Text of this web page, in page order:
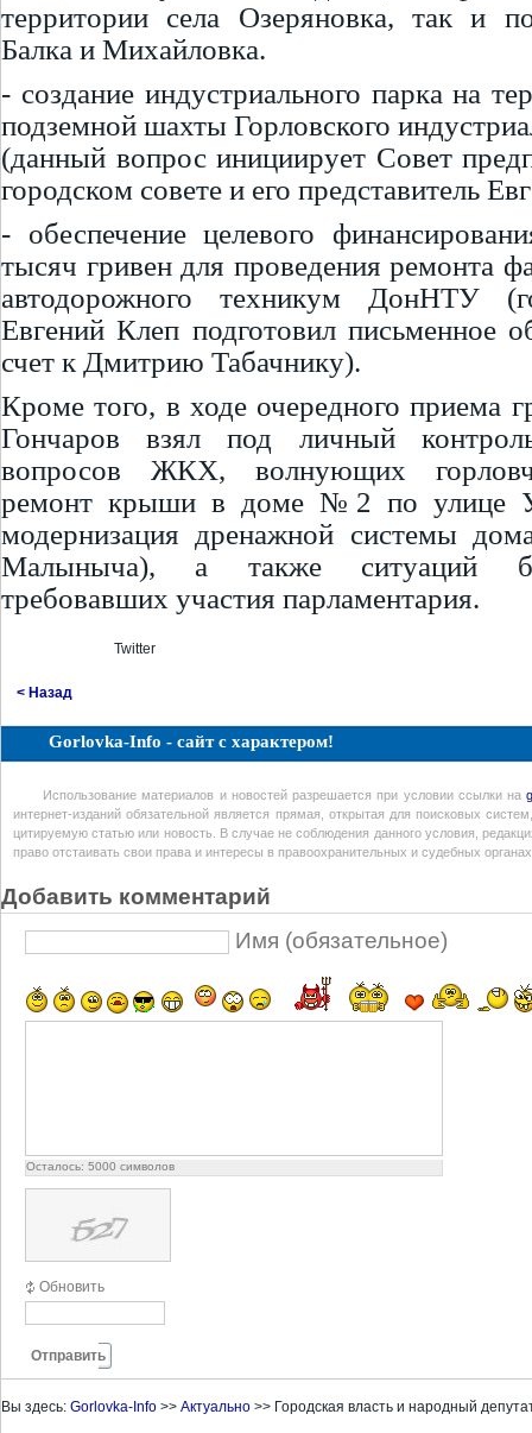
территории села Озеряновка, так и
Балка и Михайловка.
- создание индустриального парка на
подземной шахты Горловского
(данный вопрос инициирует Совет
городском совете и его представитель
- обеспечение целевого
тысяч гривен для проведения ремонта
автодорожного техникум ДонНТУ
Евгений Клеп подготовил письменное
счет к Дмитрию Табачнику).
Кроме того, в ходе очередного приема
Гончаров взял под личный
вопросов ЖКХ, волнующих
ремонт крыши в доме №2 по улице
модернизация дренажной системы
Малыныча), а также ситуаций
требовавших участия парламентария.
Twitter
< Назад
Gorlovka-Info - сайт с характером!
Использование материалов и новостей разрешается при условии ссылки на
интернет-изданий обязательной является прямая, открытая для поисковых
цитируемую статью или новость. В случае не соблюдения данного условия,
право отстаивать свои права и интересы в правоохранительных и судебных
Добавить комментарий
Имя (обязательное)
Осталось: 5000 символов
Обновить
Отправить
Вы здесь: Gorlovka-Info >> Актуально >> Городская власть и народный